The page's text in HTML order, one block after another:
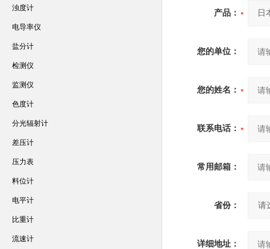
产品：
您的单位：
您的姓名：
联系电话：
常用邮箱：
省份：
详细地址：
浊度计
电导率仪
盐分计
检测仪
监测仪
色度计
分光辐射计
差压计
压力表
料位计
电平计
比重计
流速计